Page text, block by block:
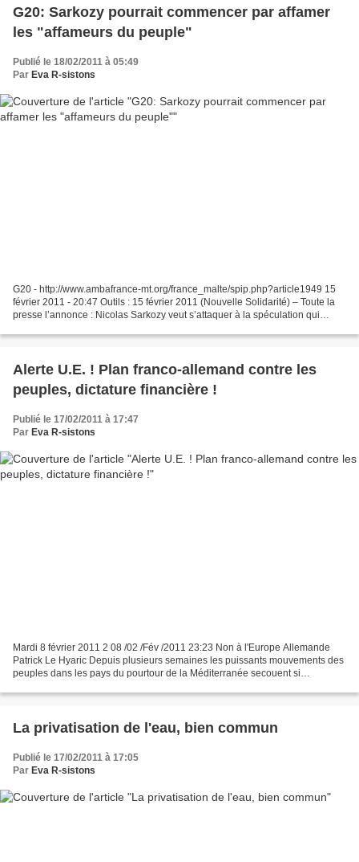
G20: Sarkozy pourrait commencer par affamer
les "affameurs du peuple"
Publié le 18/02/2011 à 05:49
Par Eva R-sistons
G20 - http://www.ambafrance-mt.org/france_malte/spip.php?article1949 15
février 2011 - 20:47 Outils : 15 février 2011 (Nouvelle Solidarité) – Toute la
presse l’annonce : Nicolas Sarkozy veut s’attaquer à la spéculation qui
Alerte U.E. ! Plan franco-allemand contre les
peuples, dictature financière !
Publié le 17/02/2011 à 17:47
Par Eva R-sistons
Mardi 8 février 2011 2 08 /02 /Fév /2011 23:23 Non à l'Europe Allemande
Patrick Le Hyaric Depuis plusieurs semaines les puissants mouvements des
peuples dans les pays du pourtour de la Méditerranée secouent si
La privatisation de l'eau, bien commun
Publié le 17/02/2011 à 17:05
Par Eva R-sistons